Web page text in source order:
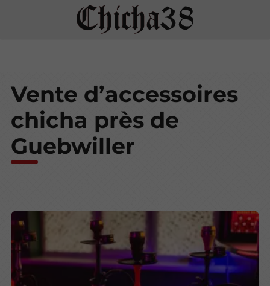
Vente d’accessoires
chicha près de
Guebwiller